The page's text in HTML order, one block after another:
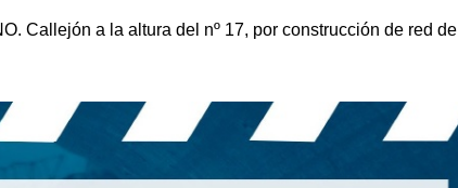
Callejón a la altura del nº 17, por construcción de red de